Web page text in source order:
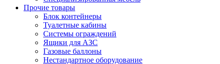
Прочие товары
Блок контейнеры
Туалетные кабины
Системы ограждений
Ящики для АЗС
Газовые баллоны
Нестандартное оборудование